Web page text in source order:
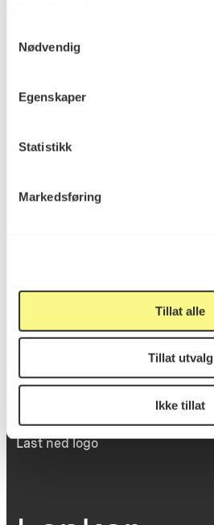
Nødvendig
Egenskaper
Statistikk
Markedsføring
Tillat alle
Tillat utvalg
Ikke tillat
inngang Løkkeveien,
Viktig info
Utbetaling og fakturering
Personvernerklæring
Dokumentasjonsskjema
Last ned logo